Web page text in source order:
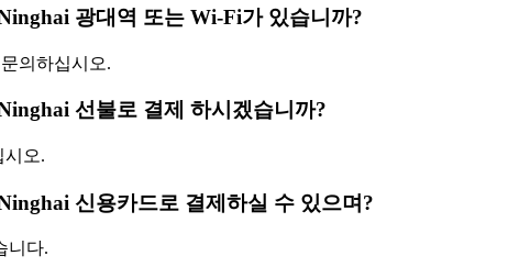
광대역 또는 Wi-Fi가 있습니까?
의하십시오.
선불로 결제 하시겠습니까?
시오.
신용카드로 결제하실 수 있으며?
니다.